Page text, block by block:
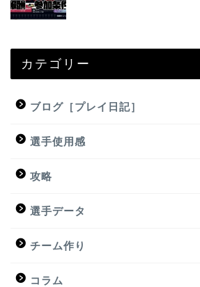
カテゴリー
ブログ［プレイ日記］
選手使用感
攻略
選手データ
チーム作り
コラム